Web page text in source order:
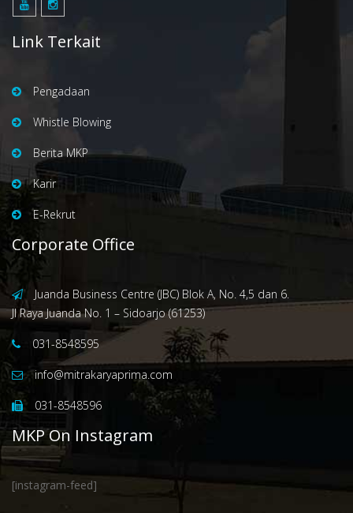
Link Terkait
Pengadaan
Whistle Blowing
Berita MKP
Karir
E-Rekrut
Corporate Office
Juanda Business Centre (JBC) Blok A, No. 4,5 dan 6.
Jl Raya Juanda No. 1 – Sidoarjo (61253)
031-8548595
info@mitrakaryaprima.com
031-8548596
MKP On Instagram
[instagram-feed]